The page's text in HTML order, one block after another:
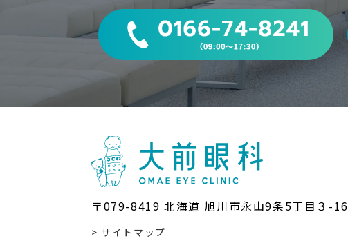
〒079-8419 北海道 旭川市永山9条5丁目３-16
> サイトマップ